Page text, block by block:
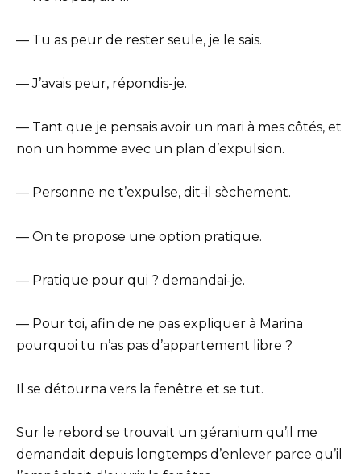
— Tu as peur de rester seule, je le sais.
— J’avais peur, répondis-je.
— Tant que je pensais avoir un mari à mes côtés, et
non un homme avec un plan d’expulsion.
— Personne ne t’expulse, dit-il sèchement.
— On te propose une option pratique.
— Pratique pour qui ? demandai-je.
— Pour toi, afin de ne pas expliquer à Marina
pourquoi tu n’as pas d’appartement libre ?
Il se détourna vers la fenêtre et se tut.
Sur le rebord se trouvait un géranium qu’il me
demandait depuis longtemps d’enlever parce qu’il